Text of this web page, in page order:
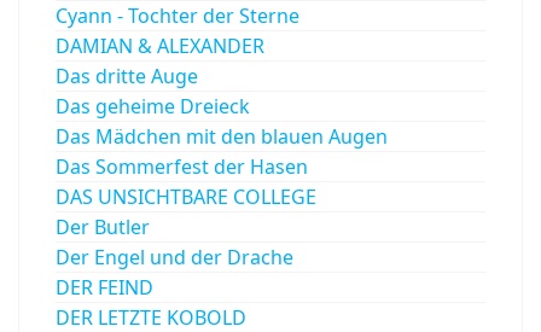
Cyann - Tochter der Sterne
DAMIAN & ALEXANDER
Das dritte Auge
Das geheime Dreieck
Das Mädchen mit den blauen Augen
Das Sommerfest der Hasen
DAS UNSICHTBARE COLLEGE
Der Butler
Der Engel und der Drache
DER FEIND
DER LETZTE KOBOLD